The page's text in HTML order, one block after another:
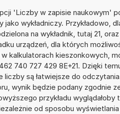
'Liczby w zapisie naukowym'
jako wykładniczy. Przykładowo,
na wykładnik, tutaj 21,
urządzeń, dla których
w kalkulatorach kieszonkowych,
740 727 429 8E+21. Dzięki
liczby są łatwiejsze do
wynik będzie podany zgodnie
przykładu
od sposobu